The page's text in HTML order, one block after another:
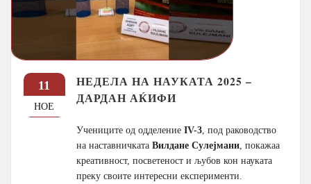
11
НОЕ
НЕДЕЛА НА НАУКАТА 2025 –
ДАРДАН АЌИФИ
Учениците од одделениеIV-3 , под раководство
на наставничкатаВилдане Сулејмани , покажаа
креативност, посветеност и љубов кон науката
преку своите интересни експерименти.